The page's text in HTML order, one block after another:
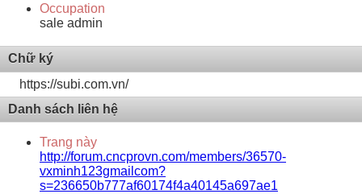
Occupation
sale admin
Chữ ký
https://subi.com.vn/
Danh sách liên hệ
Trang này
http://forum.cncprovn.com/members/36570-
vxminh123gmailcom?
s=236650b777af60174f4a40145a697ae1